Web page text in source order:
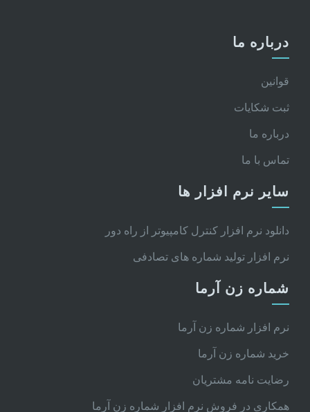
درباره ما
قوانین
ثبت شکایات
درباره ما
تماس با ما
سایر نرم افزار ها
دانلود نرم افزار کنترل کامپیوتر از راه دور
نرم افزار تولید شماره های تصادفی
شماره زن آرما
نرم افزار شماره زن آرما
خرید شماره زن آرما
رضایت نامه مشتریان
همکاری در فروش نرم افزار شماره زن آرما